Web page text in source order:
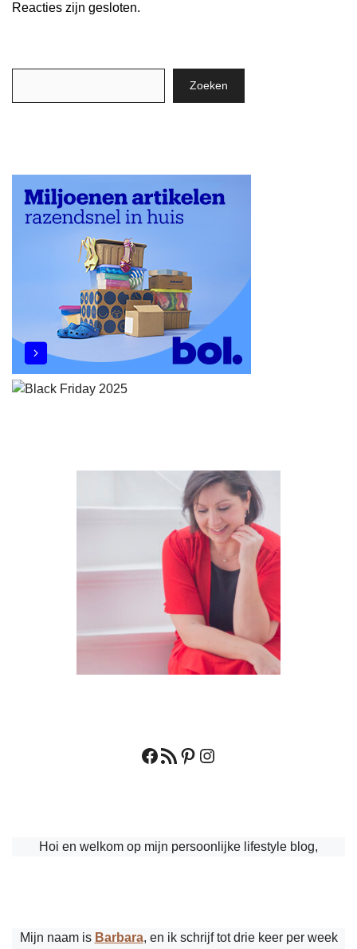
Reacties zijn gesloten.
Zoeken
Facebook
RSS feedPinterest
Instagram
Hoi en welkom op mijn persoonlijke lifestyle blog,
Mijn naam is Barbara, en ik schrijf tot drie keer per week